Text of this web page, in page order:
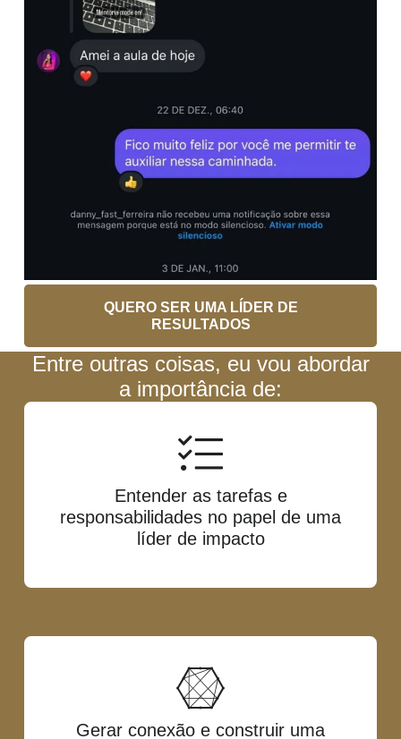
QUERO SER UMA LÍDER DE
RESULTADOS
Entre outras coisas, eu vou abordar
a importância de:
Entender as tarefas e
responsabilidades no papel de uma
líder de impacto
Gerar conexão e construir uma